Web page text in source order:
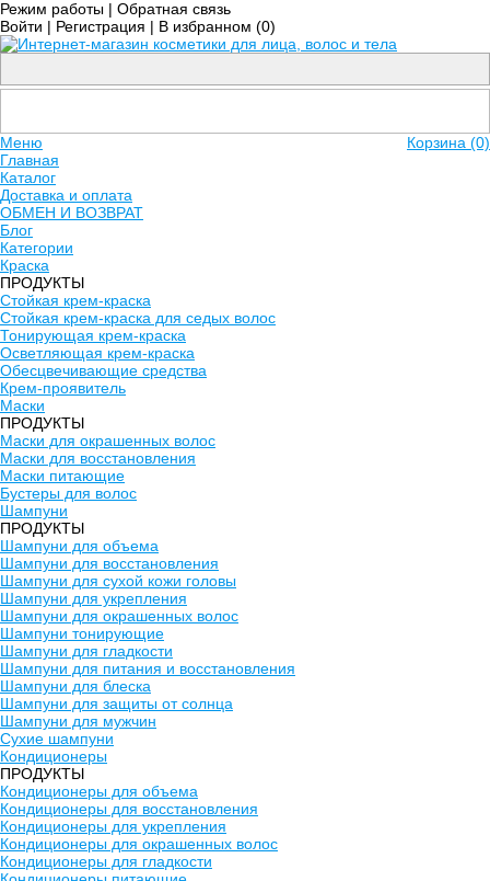
Режим работы | Обратная связь
Войти | Регистрация | В избранном (0)
Корзина (0)
Меню
Главная
Каталог
Доставка и оплата
ОБМЕН И ВОЗВРАТ
Блог
Категории
Краска
ПРОДУКТЫ
Стойкая крем-краска
Стойкая крем-краска для седых волос
Тонирующая крем-краска
Осветляющая крем-краска
Обесцвечивающие средства
Крем-проявитель
Маски
ПРОДУКТЫ
Маски для окрашенных волос
Маски для восстановления
Маски питающие
Бустеры для волос
Шампуни
ПРОДУКТЫ
Шампуни для объема
Шампуни для восстановления
Шампуни для сухой кожи головы
Шампуни для укрепления
Шампуни для окрашенных волос
Шампуни тонирующие
Шампуни для гладкости
Шампуни для питания и восстановления
Шампуни для блеска
Шампуни для защиты от солнца
Шампуни для мужчин
Сухие шампуни
Кондиционеры
ПРОДУКТЫ
Кондиционеры для объема
Кондиционеры для восстановления
Кондиционеры для укрепления
Кондиционеры для окрашенных волос
Кондиционеры для гладкости